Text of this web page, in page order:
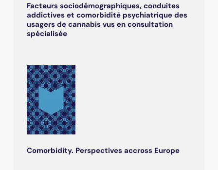
Facteurs sociodémographiques, conduites
addictives et comorbidité psychiatrique des
usagers de cannabis vus en consultation
spécialisée
Comorbidity. Perspectives accross Europe